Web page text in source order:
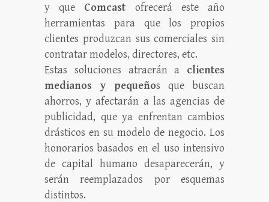
y que Comcast ofrecerá este año
herramientas para que los propios
clientes produzcan sus comerciales sin
contratar modelos, directores, etc.
Estas soluciones atraerán a clientes
medianos y pequeños que buscan
ahorros, y afectarán a las agencias de
publicidad, que ya enfrentan cambios
drásticos en su modelo de negocio. Los
honorarios basados en el uso intensivo
de capital humano desaparecerán, y
serán reemplazados por esquemas
distintos.